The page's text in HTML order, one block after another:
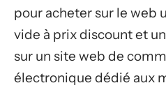
pour acheter sur le web
vide à prix discount et
sur un site web de
électronique dédié aux